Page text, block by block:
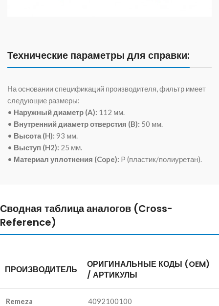
Технические параметры для справки:
На основании спецификаций производителя, фильтр имеет
следующие размеры:
• Наружный диаметр (A): 112 мм
• Внутренний диаметр отверстия (B): 50 мм
• Высота (H): 93 мм
• Выступ (H2): 25 мм
• Материал уплотнения (Cope): P (пластик/полиуретан)
Сводная таблица аналогов (Cross-
Reference)
ПРОИЗВОДИТЕЛЬ
ОРИГИНАЛЬНЫЕ КОДЫ (OEM)
/ АРТИКУЛЫ
Remeza 4092100100